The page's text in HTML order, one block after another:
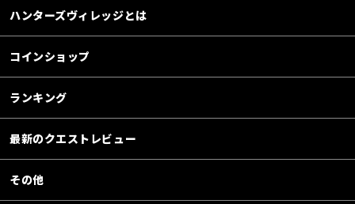
ハンターズヴィレッジとは
コインショップ
ランキング
最新のクエストレビュー
その他